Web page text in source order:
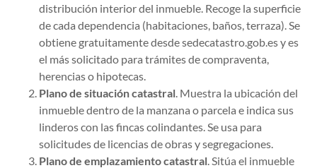
distribución interior del inmueble. Recoge la superficie
de cada dependencia (habitaciones, baños, terraza). Se
obtiene gratuitamente desde sedecatastro.gob.es y es
el más solicitado para trámites de compraventa,
herencias o hipotecas.
Plano de situación catastral. Muestra la ubicación del
inmueble dentro de la manzana o parcela e indica sus
linderos con las fincas colindantes. Se usa para
solicitudes de licencias de obras y segregaciones.
Plano de emplazamiento catastral. Sitúa el inmueble